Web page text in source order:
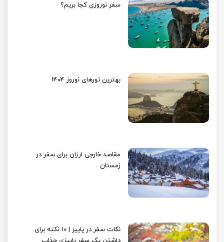
سفر نوروزی کجا بریم؟
بهترین تورهای نوروز 1404
مقاصد خارجی ارزان برای سفر در
زمستان
نکات سفر در پاییز | 10 نکته برای